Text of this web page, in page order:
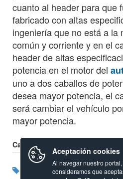
cuanto al header para que
fabricado con altas
ingeniería que no está a la
común y corriente y en el
header de altas
potencia en el motor del
uno a dos caballos de
desea mayor potencia, el
será cambiar el vehículo
mayor potencia.
Calificación:
Motor Nissan
Aceptación cookies
Al navegar nuestro portal,
consideramos que